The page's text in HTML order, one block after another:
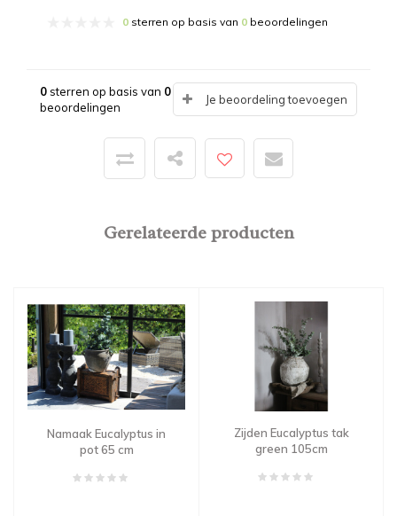
0 sterren op basis van 0 beoordelingen
0sterren op basis van 0
beoordelingen
Je beoordeling toevoegen
Gerelateerde producten
Namaak Eucalyptus in
pot 65 cm
Zijden Eucalyptus tak
green 105cm